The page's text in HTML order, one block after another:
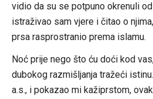
vidio da su se potpuno okrenuli
istraživao sam vjere i čitao o
prsa rasprostranio prema islamu.
Noć prije nego što ću doći kod
dubokog razmišljanja tražeći
a.s., i pokazao mi kažiprstom,